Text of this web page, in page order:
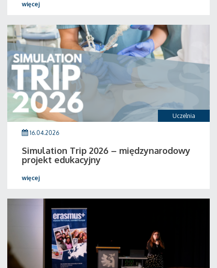
więcej
Uczelnia
16.04.2026
Simulation Trip 2026 – międzynarodowy
projekt edukacyjny
więcej